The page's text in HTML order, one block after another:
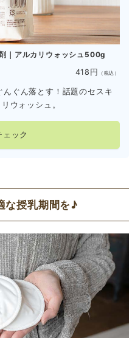
｜アルカリウォッシュ500g
418円 （税込）
ぐん落とす！話題のセスキ
ウォッシュ。
ェック
な授乳期間を♪